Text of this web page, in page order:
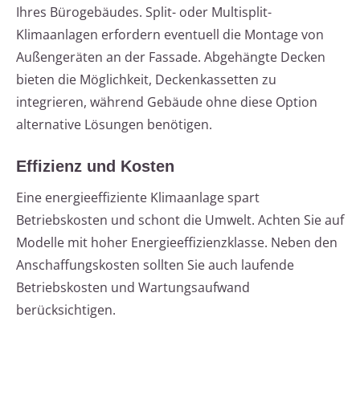
Ihres Bürogebäudes. Split- oder Multisplit-
Klimaanlagen erfordern eventuell die Montage von
Außengeräten an der Fassade. Abgehängte Decken
bieten die Möglichkeit, Deckenkassetten zu
integrieren, während Gebäude ohne diese Option
alternative Lösungen benötigen.
Effizienz und Kosten
Eine energieeffiziente Klimaanlage spart
Betriebskosten und schont die Umwelt. Achten Sie auf
Modelle mit hoher Energieeffizienzklasse. Neben den
Anschaffungskosten sollten Sie auch laufende
Betriebskosten und Wartungsaufwand
berücksichtigen.